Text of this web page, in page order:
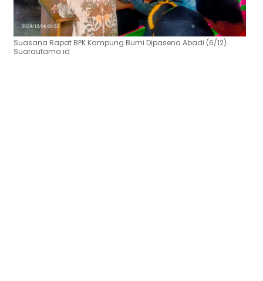
Suasana Rapat BPK Kampung Bumi Dipasena Abadi (6/12).
Suarautama.id.